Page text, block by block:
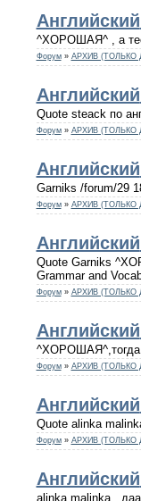
Английский
^ХОРОШАЯ^ , а
Форум » АРХИВ (ТОЛЬКО
Английский
Quote steack по
Форум » АРХИВ (ТОЛЬКО
Английский
Garniks /forum/29
Форум » АРХИВ (ТОЛЬКО
Английский
Quote Garniks
Grammar and
Форум » АРХИВ (ТОЛЬКО
Английский
^ХОРОШАЯ^,тогда
Форум » АРХИВ (ТОЛЬКО
Английский
Quote alinka
Форум » АРХИВ (ТОЛЬКО
Английский
alinka malinka ,